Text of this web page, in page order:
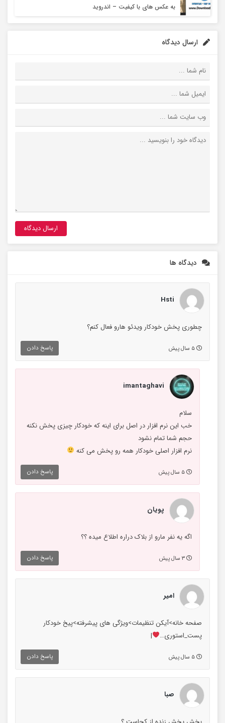
به عکس های با کیفیت – اندروید
ارسال دیدگاه
دیدگاه ها
Hsti
چطوری پخش خودکار ویدئو هارو فعال کنم؟
پاسخ دادن
imantaghavi
سلام
خب این نرم افزار در اصل برای اینه که خودکار چیزی پخش نکنه
حجم شما تمام نشود
نرم افزار اصلی خودکار همه رو پخش می کنه
پاسخ دادن
پویان
اگه یه نفر مارو از بلاک دراره اطلاع میده ؟؟
پاسخ دادن
امیر
صفحه خانه>آیکن تنظیمات>ویژگی های پیشرفته>پیخ خودکار
پست_استوری…
|
پاسخ دادن
صبا